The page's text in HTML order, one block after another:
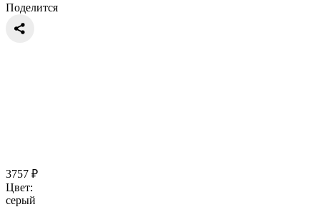
Поделится
3757 ₽
Цвет:
серый